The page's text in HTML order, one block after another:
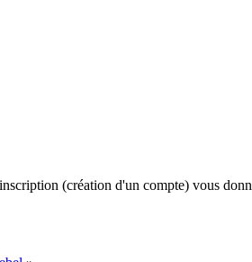
(création d'un compte) vous